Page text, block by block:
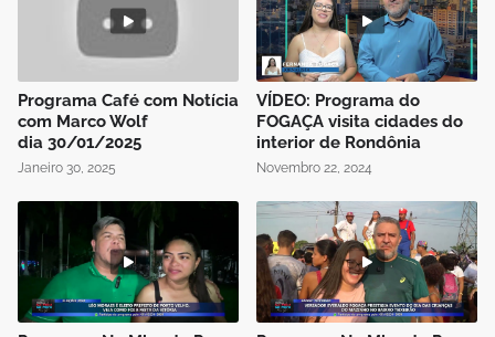
Programa Café com Notícia
com Marco Wolf
dia 30/01/2025
Janeiro 30, 2025
VÍDEO: Programa do
FOGAÇA visita cidades do
interior de Rondônia
Novembro 22, 2024